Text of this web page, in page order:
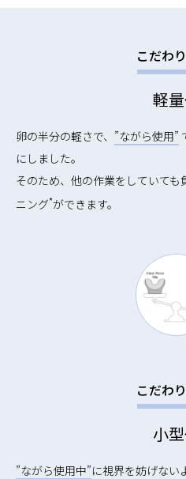
こだわ
軽
卵の半分の軽さで、 ”ながら使用”
にしました。
そのため、他の作業をしていて
ニング*ができます。
こだわ
小
”ながら使用中”に視界を妨げない